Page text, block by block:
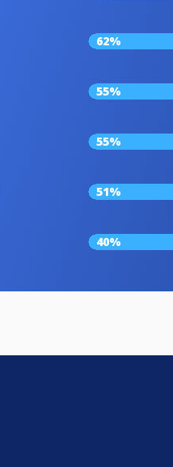
62%
55%
55%
51%
40%